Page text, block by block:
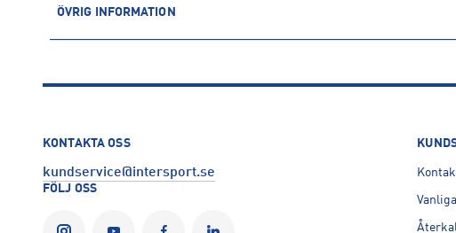
ÖVRIG INFORMATION
Leverantörens produktnummer: L47882800
Tillverkaradress: 14 Chemin des Croiselets , 74370, Epagny Metz-Tessy, SE
KONTAKTA OSS
kundservice@intersport.se
FÖLJ OSS